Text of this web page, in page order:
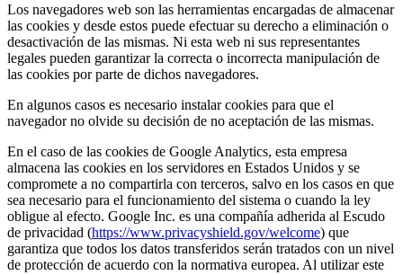
Los navegadores web son las herramientas encargadas de almacenar
las cookies y desde estos puede efectuar su derecho a eliminación o
desactivación de las mismas. Ni esta web ni sus representantes
legales pueden garantizar la correcta o incorrecta manipulación de
las cookies por parte de dichos navegadores.
En algunos casos es necesario instalar cookies para que el
navegador no olvide su decisión de no aceptación de las mismas.
En el caso de las cookies de Google Analytics, esta empresa
almacena las cookies en los servidores en Estados Unidos y se
compromete a no compartirla con terceros, salvo en los casos en que
sea necesario para el funcionamiento del sistema o cuando la ley
obligue al efecto. Google Inc. es una compañía adherida al Escudo
de privacidad (https://www.privacyshield.gov/welcome) que
garantiza que todos los datos transferidos serán tratados con un nivel
de protección de acuerdo con la normativa europea. Al utilizar este